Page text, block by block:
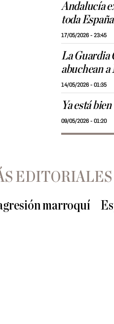
Andalucía
toda
17/05/2026 - 23:45
La Guardia
abuchean
14/05/2026 - 01:35
Ya está bien
09/05/2026 - 01:20
EDITORIALES
marroquí